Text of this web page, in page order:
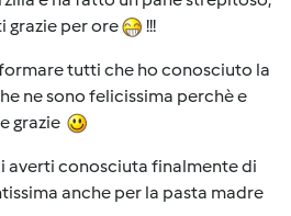
grazie per ore
!!!
tutti che ho conosciuto la
ne sono felicissima perchè e
grazie
averti conosciuta finalmente di
anche per la pasta madre